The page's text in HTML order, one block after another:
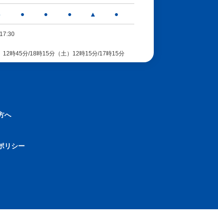
● ● ● ▲ ●
時45分/18時15分（土）12時15分/17時15分
へ
リシー